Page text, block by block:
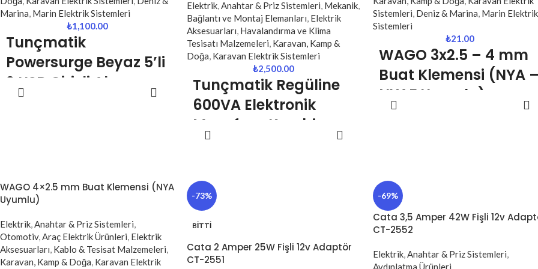
Marina, Marin Elektrik Sistemleri
₺1,100.00
Tunçmatik
Powersurge Beyaz 5’li
2 USB Girişli Akım
Korumalı Priz
Güvenli Elektrik
Kullanımı
Tunçmatik Powersurge 5’li akım korumalı
priz, elektronik cihazlarınızı ani voltaj
dalgalanmalarına, yüksek akım ve yıldırım
kaynaklı elektriksel risklere karşı
Elektrik,Anahtar & Priz Sistemleri, Mekanik,
Bağlantı ve Montaj Elemanları, Elektrik
Aksesuarları, Havalandırma ve Klima
Tesisatı Malzemeleri, Karavan, Kamp &
Doğa, Karavan Elektrik Sistemleri
₺2,500.00
TunçmatikRegüline
600VA Elektronik
Monofaze Kombi
Regülatörü (TSK2918)
Kombi Koruma |
Kompakt ve Güvenli
Çözüm
Tunçmatik Regüline 600VA Kombi
Regülatörü, şebeke elektriğinde oluşan
Sistemleri, Deniz & Marina, Marin Elektrik
Sistemleri
₺21.00
WAGO 3x2.5 – 4 mm
Buat Klemensi (NYA –
NYAF Uyumlu)
NYA ve NYAF tipi kablolar ile tam uyumlu
olan bu klemens, vidasız yaylı
mekanizması sayesinde kabloların sağlam
iletkenlik ve güvenli temas sunarak
WAGO 4×2.5 mm Buat Klemensi (NYA
Uyumlu)
Elektrik,Anahtar & Priz Sistemleri,
Otomotiv,Araç Elektrik Ürünleri, Elektrik
Aksesuarları, Kablo & Tesisat Malzemeleri,
Karavan, Kamp & Doğa, Karavan Elektrik
-73%
BITTI
Cata 2 Amper 25W Fişli 12v Adaptör
CT-2551
-69%
Cata 3,5 Amper 42W Fişli 12v
CT-2552
Elektrik,Anahtar & Priz Sistemleri,
Aydınlatma Ürünleri